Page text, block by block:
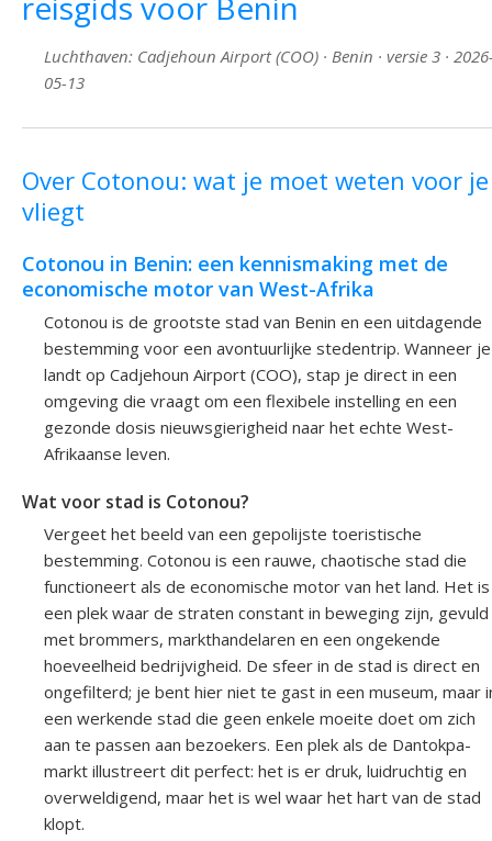
Luchthaven: Cadjehoun Airport (COO) · Benin · versie 3 ·
05-13
Over Cotonou: wat je moet weten voor je
vliegt
Cotonou in Benin: een kennismaking met de
economische motor van West-Afrika
Cotonou is de grootste stad van Benin en een uitdagende
bestemming voor een avontuurlijke stedentrip. Wanneer je
landt op Cadjehoun Airport (COO), stap je direct in een
omgeving die vraagt om een flexibele instelling en een
gezonde dosis nieuwsgierigheid naar het echte West-
Afrikaanse leven.
Wat voor stad is Cotonou?
Vergeet het beeld van een gepolijste toeristische
bestemming. Cotonou is een rauwe, chaotische stad die
functioneert als de economische motor van het land. Het is
een plek waar de straten constant in beweging zijn, gevuld
met brommers, markthandelaren en een ongekende
hoeveelheid bedrijvigheid. De sfeer in de stad is direct en
ongefilterd; je bent hier niet te gast in een museum, maar
een werkende stad die geen enkele moeite doet om zich
aan te passen aan bezoekers. Een plek als de Dantokpa-
markt illustreert dit perfect: het is er druk, luidruchtig en
overweldigend, maar het is wel waar het hart van de stad
klopt.